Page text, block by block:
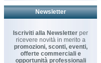
Newsletter
Iscriviti alla Newsletter per
ricevere novità in merito a
promozioni, sconti, eventi,
offerte commerciali e
opportunità professionali